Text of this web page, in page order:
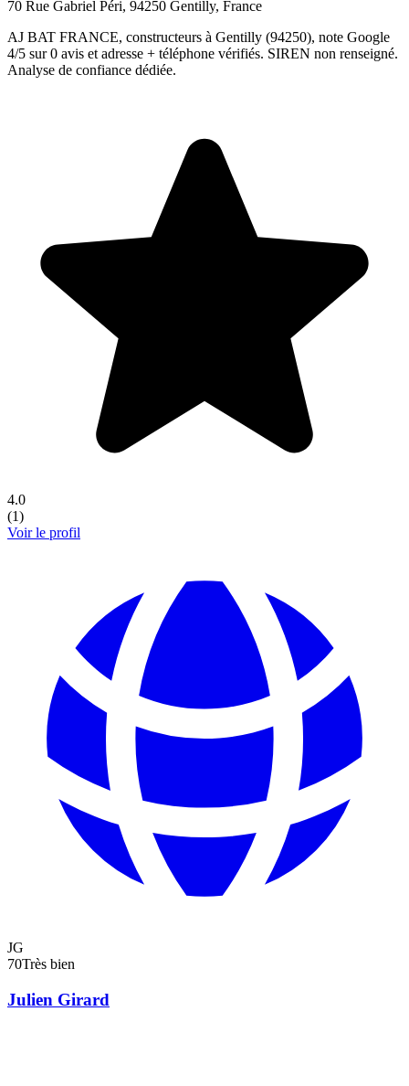
70 Rue Gabriel Péri, 94250 Gentilly, France
AJ BAT FRANCE, constructeurs à Gentilly (94250), note Google
4/5 sur 0 avis et adresse + téléphone vérifiés. SIREN non renseigné.
Analyse de confiance dédiée.
4.0
(1)
Voir le profil
JG
70Très bien
Julien Girard